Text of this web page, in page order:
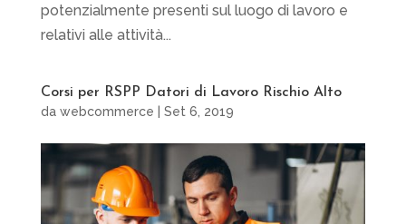
potenzialmente presenti sul luogo di lavoro e
relativi alle attività...
Corsi per RSPP Datori di Lavoro Rischio Alto
da webcommerce Set 6, 2019